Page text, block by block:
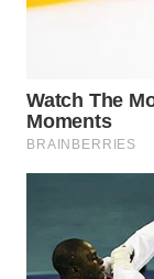
WN
SIMALUNGUN